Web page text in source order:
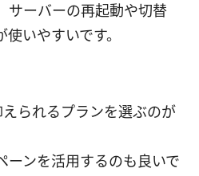
サーバーの再起動や切替
いやすいです。
られるプランを選ぶのが
ーンを活用するのも良いで